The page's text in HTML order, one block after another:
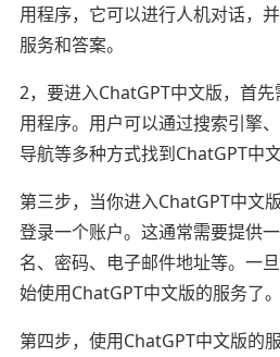
用程序，它可以进行人机对话，
服务和答案。
2，要进入ChatGPT中文版，首
用程序。用户可以通过搜索引擎
导航等多种方式找到ChatGPT中
第三步，当你进入ChatGPT中文
登录一个账户。这通常需要提供
名、密码、电子邮件地址等。一
始使用ChatGPT中文版的服务了。
第四步，使用ChatGPT中文版的